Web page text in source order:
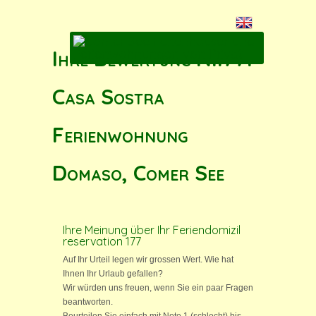
Ihre Bewertung N.177:
Casa Sostra
Ferienwohnung
Domaso, Comer See
Ihre Meinung über Ihr Feriendomizil
reservation 177
Auf Ihr Urteil legen wir grossen Wert. Wie hat
Ihnen Ihr Urlaub gefallen?
Wir würden uns freuen, wenn Sie ein paar Fragen
beantworten.